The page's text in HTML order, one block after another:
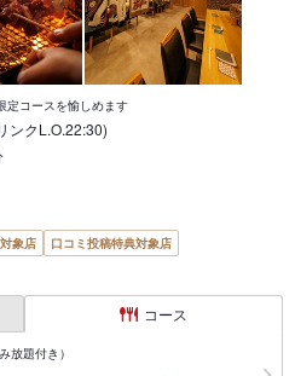
定コースを愉しめます
ンクL.O.22:30)
象店
口コミ投稿特典対象店
コース
放題付き）